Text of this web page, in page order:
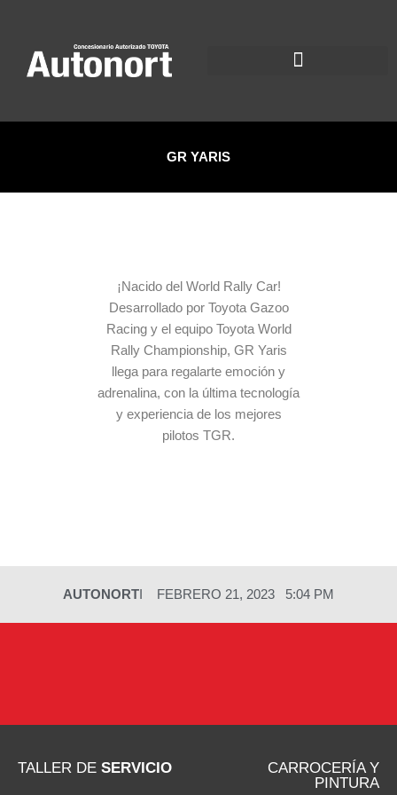
contenido
GR YARIS
¡Nacido del World Rally Car!
Desarrollado por Toyota Gazoo
Racing y el equipo Toyota World
Rally Championship, GR Yaris
llega para regalarte emoción y
adrenalina, con la última tecnología
y experiencia de los mejores
pilotos TGR.
AUTONORT FEBRERO 21, 2023 5:04 PM
TALLER DE SERVICIO
CARROCERÍA Y
PINTURA